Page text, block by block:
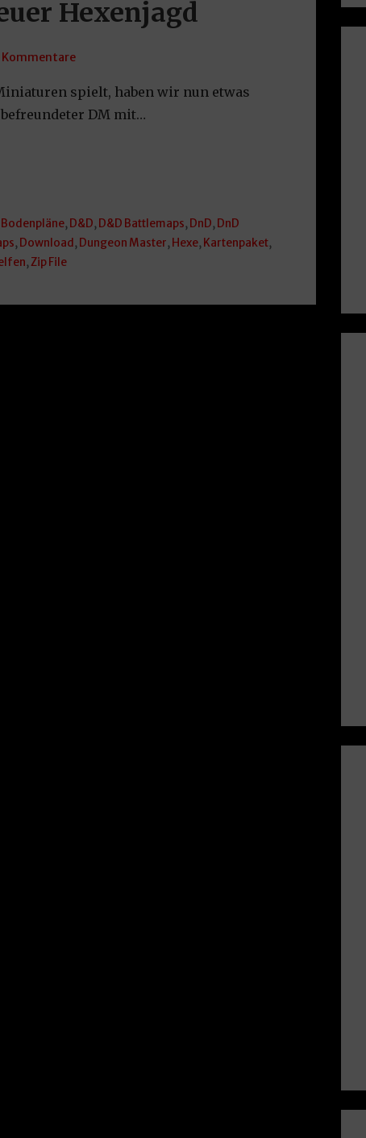
Hexenjagd
Kommentare
spielt, haben wir nun etwas
DM mit…
Bodenpläne, D&D, D&D Battlemaps, DnD, DnD
, Download , Dungeon Master, Hexe, Kartenpaket,
,Zip File